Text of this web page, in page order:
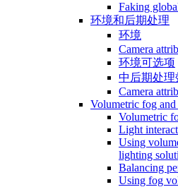
Faking
环境和后期处理
环境
Camera
环境可选项
中后期处理
Camera
Volumetric fog
Volumetric
Light
Using
lighting
Balancing
Using fog